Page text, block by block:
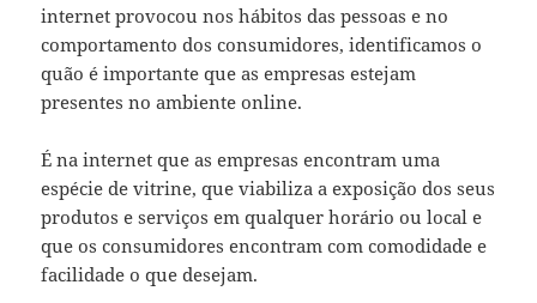
internet provocou nos hábitos das pessoas e no
comportamento dos consumidores, identificamos o
quão é importante que as empresas estejam
presentes no ambiente online.
É na internet que as empresas encontram uma
espécie de vitrine, que viabiliza a exposição dos seus
produtos e serviços em qualquer horário ou local e
que os consumidores encontram com comodidade e
facilidade o que desejam.